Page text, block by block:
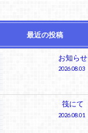
最近の投稿
お知らせ
2026.08.03
筏にて
2026.08.01